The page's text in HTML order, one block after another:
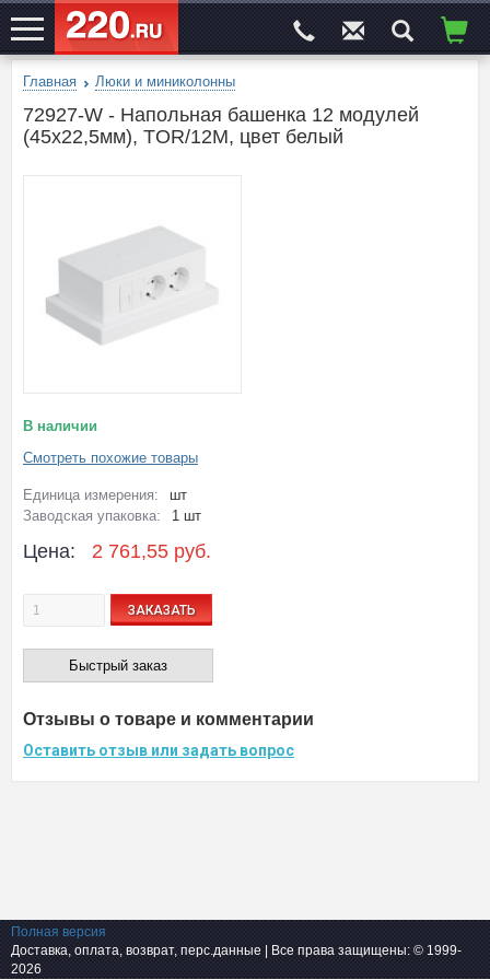
ЭЛЕКТРОСАЙТ№1
Главная Люки и миниколонны
72927-W - Напольная башенка 12 модулей
(45х22,5мм), TOR/12M, цвет белый
В наличии
Смотреть похожие товары
Единица измерения:
шт
Заводская упаковка:
1 шт
Цена: 2 761,55 руб.
ЗАКАЗАТЬ
Быстрый заказ
Отзывы о товаре и комментарии
Оставить отзыв или задать вопрос
Полная версия
Доставка, оплата, возврат, перс.данные | Все права защищены: © 1999-
2026